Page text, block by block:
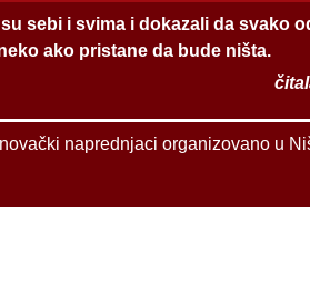
su sebi i svima i dokazali da svako
ako pristane da bude ništa.
naprednjaci organizovano u